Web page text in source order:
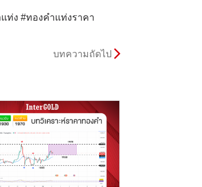
ท่ง #ทองคำแท่งราคา
บทความถัดไป